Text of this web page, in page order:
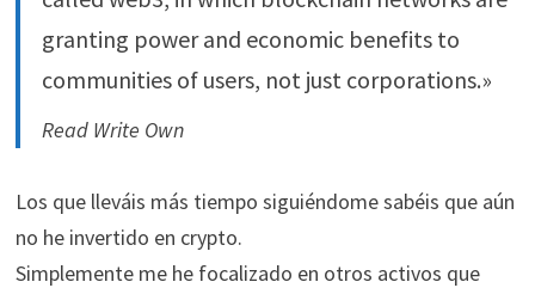
granting power and economic benefits to
communities of users, not just corporations.»
Read Write Own
Los que lleváis más tiempo siguiéndome sabéis que aún
no he invertido en crypto.
Simplemente me he focalizado en otros activos que